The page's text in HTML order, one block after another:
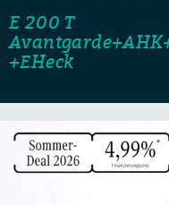
E 200 T
+EHeck